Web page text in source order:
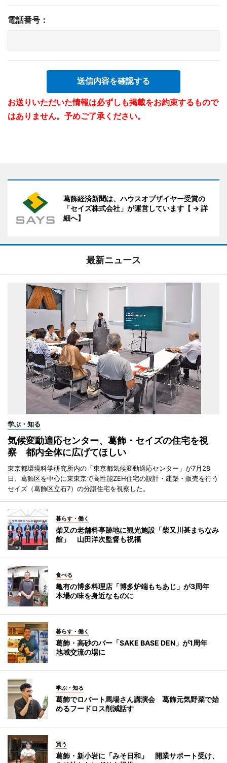
電話番号：
送信内容を確認する
お送りいただいた情報は必ずしも掲載をお約束するもので
はありません。予めご了承ください。
葛飾経済新聞は、ハウスオブザイヤー受賞の
「セイズ株式会社」が運営しています【 → 詳
細へ】
最新ニュース
学ぶ・知る
気候変動適応センター、葛飾・セイズの住宅を視
察 都内全体に広げてほしい
東京都環境科学研究所内の「東京都気候変動適応センター」が7月28
日、葛飾区を中心に東東京で高性能ZEH住宅の設計・建築・販売を行う
セイズ（葛飾区立石7）の分譲住宅を視察した。
暮らす・働く
柴又の老舗料亭跡地に観光施設「柴又川甚まちなみ
館」 山田洋次監督も祝福
食べる
亀有の博多料理店「博多炉端もちあじ」が3周年
本場の味を身近なものに
暮らす・働く
葛飾・高砂のバー「SAKE BASE DEN」が1周年
地域交流の場に
学ぶ・知る
葛飾でロバート馬場さん講演会 葛飾元気野菜で始
めるフードロス削減話す
買う
葛飾・新小岩に「みそ日和」 開業サポート受け、